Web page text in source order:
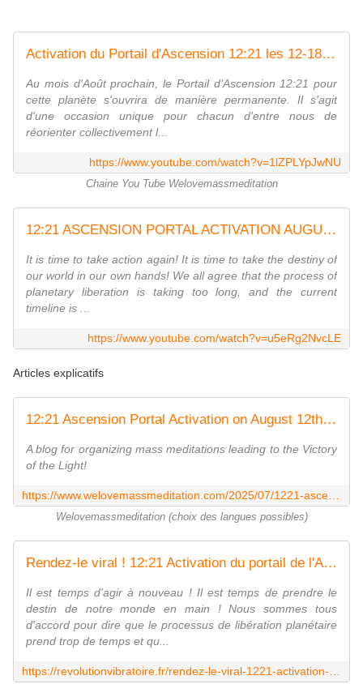
Activation du Portail d'Ascension 12:21 les 12-18-21 Août - French promotional video 4
Au mois d'Août prochain, le Portail d'Ascension 12:21 pour
cette planète s'ouvrira de manière permanente. Il s'agit
d'une occasion unique pour chacun d'entre nous de
réorienter collectivement l...
https://www.youtube.com/watch?v=1lZPLYpJwNU
Chaine You Tube Welovemassmeditation
12:21 ASCENSION PORTAL ACTIVATION AUGUST 12-AUGUST 18-AUGUST 21, 2025 - English Promo Video 1
It is time to take action again! It is time to take the destiny of
our world in our own hands! We all agree that the process of
planetary liberation is taking too long, and the current
timeline is ...
https://www.youtube.com/watch?v=u5eRg2NvcLE
Articles explicatifs
12:21 Ascension Portal Activation on August 12th, August 18th & August 21st, 2025
A blog for organizing mass meditations leading to the Victory
of the Light!
Welovemassmeditation (choix des langues possibles)
Rendez-le viral ! 12:21 Activation du portail de l'Ascension 12 août - 18 août- 21 août 2025 | Révolution Vibratoire
Il est temps d'agir à nouveau ! Il est temps de prendre le
destin de notre monde en main ! Nous sommes tous
d'accord pour dire que le processus de libération planétaire
prend trop de temps et qu...